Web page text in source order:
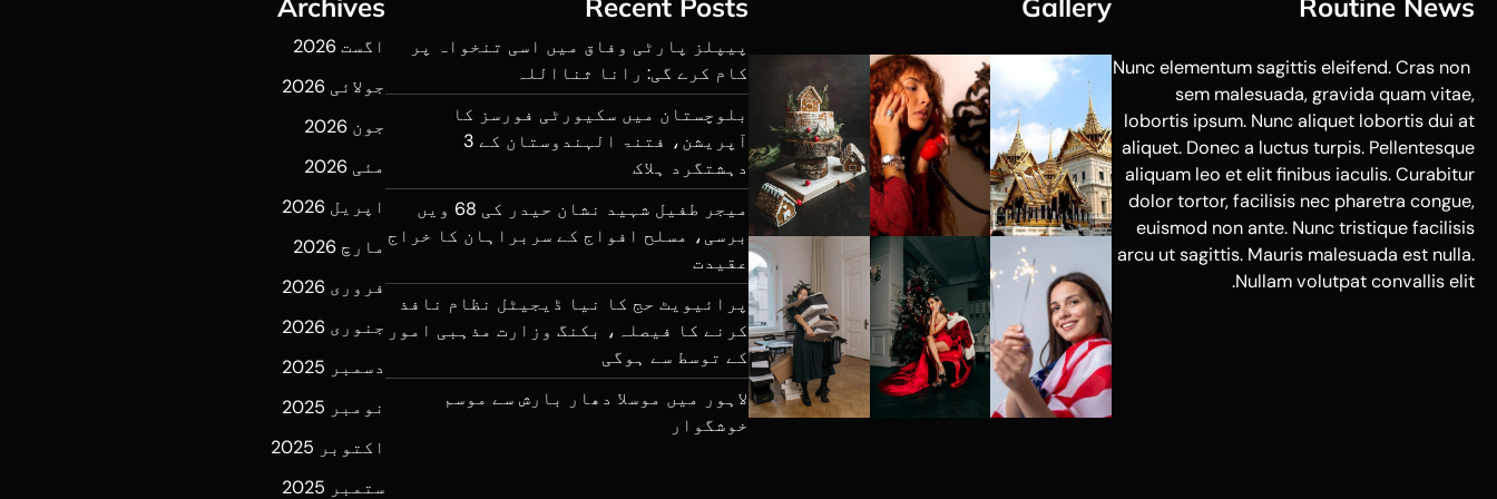
Nunc elementum sagittis eleifend. Cras non
sem malesuada, gravida quam vitae,
lobortis ipsum. Nunc aliquet lobortis dui at
aliquet. Donec a luctus turpis. Pellentesque
aliquam leo et elit finibus iaculis. Curabitur
dolor tortor, facilisis nec pharetra congue,
euismod non ante. Nunc tristique facilisis
arcu ut sagittis. Mauris malesuada est nulla.
Nullam volutpat convallis elit.
پیپلز پارٹی وفاق میں اسی تنخواہ پر
کام کرے گی: رانا ثنااللہ
بلوچستان میں سکیورٹی فورسز کا
آپریشن، فتنۃ الہندوستان کے 3
دہشتگرد ہلاک
میجر طفیل شہید نشان حیدر کی 68 ویں
برسی، مسلح افواج کے سربراہان کا خراج
عقیدت
پرائیویٹ حج کا نیا ڈیجیٹل نظام نافذ
کرنے کا فیصلہ، بکنگ وزارت مذہبی امور
کے توسط سے ہوگی
لاہور میں موسلا دھار بارش سے موسم
خوشگوار
اگست 2026
جولائی 2026
جون 2026
مئی 2026
اپریل 2026
مارچ 2026
فروری 2026
جنوری 2026
دسمبر 2025
نومبر 2025
اکتوبر 2025
ستمبر 2025